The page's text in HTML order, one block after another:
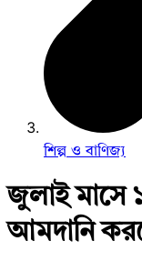
শিল্প ও বাণিজ্য
জুলাই মাসে
আমদানি